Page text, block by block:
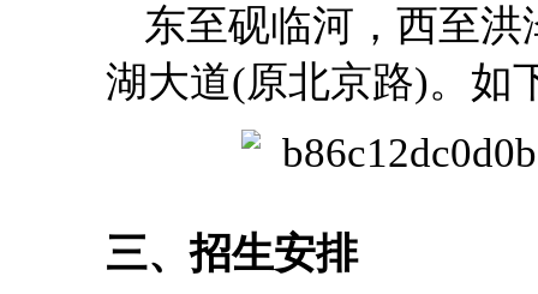
东至砚临河，西至
湖大道(原北京路)。如
三、招生安排